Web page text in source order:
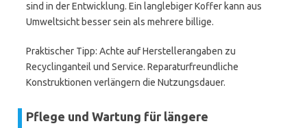
sind in der Entwicklung. Ein langlebiger Koffer kann aus
Umweltsicht besser sein als mehrere billige.
Praktischer Tipp: Achte auf Herstellerangaben zu
Recyclinganteil und Service. Reparaturfreundliche
Konstruktionen verlängern die Nutzungsdauer.
Pflege und Wartung für längere